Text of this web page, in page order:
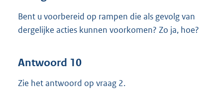
Bent u voorbereid op rampen die als gevolg van
dergelijke acties kunnen voorkomen? Zo ja, hoe?
Antwoord 10
Zie het antwoord op vraag 2.